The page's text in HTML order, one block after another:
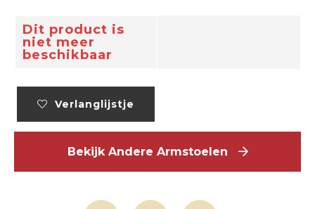
Dit product is
niet meer
beschikbaar
Verlanglijstje
Bekijk Andere Armstoelen